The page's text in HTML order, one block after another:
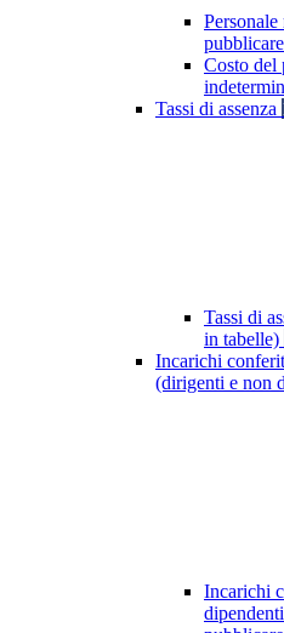
Costo del
Tassi di assenza
Tassi di
in tabelle)
Incarichi
(dirigenti e non
Incarichi